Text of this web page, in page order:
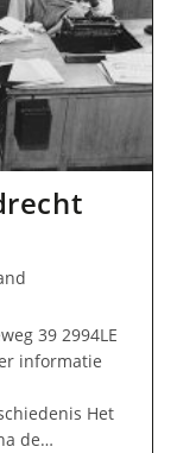
39 2994LE
informatie
Het
de…